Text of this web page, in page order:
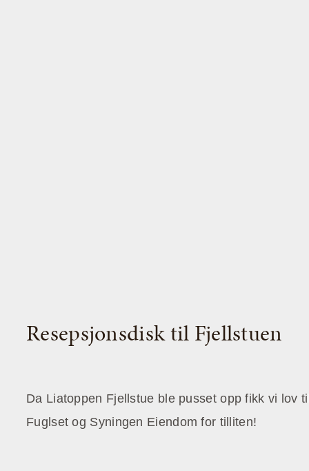
Resepsjonsdisk til Fjellstuen
Da Liatoppen Fjellstue ble pusset opp fikk vi lov
Fuglset og Syningen Eiendom for tilliten!